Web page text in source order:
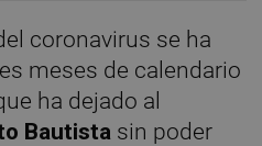
coronavirus se ha
meses de calendario
ha dejado al
Bautista sin poder